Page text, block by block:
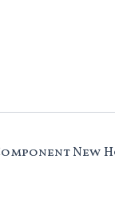
New